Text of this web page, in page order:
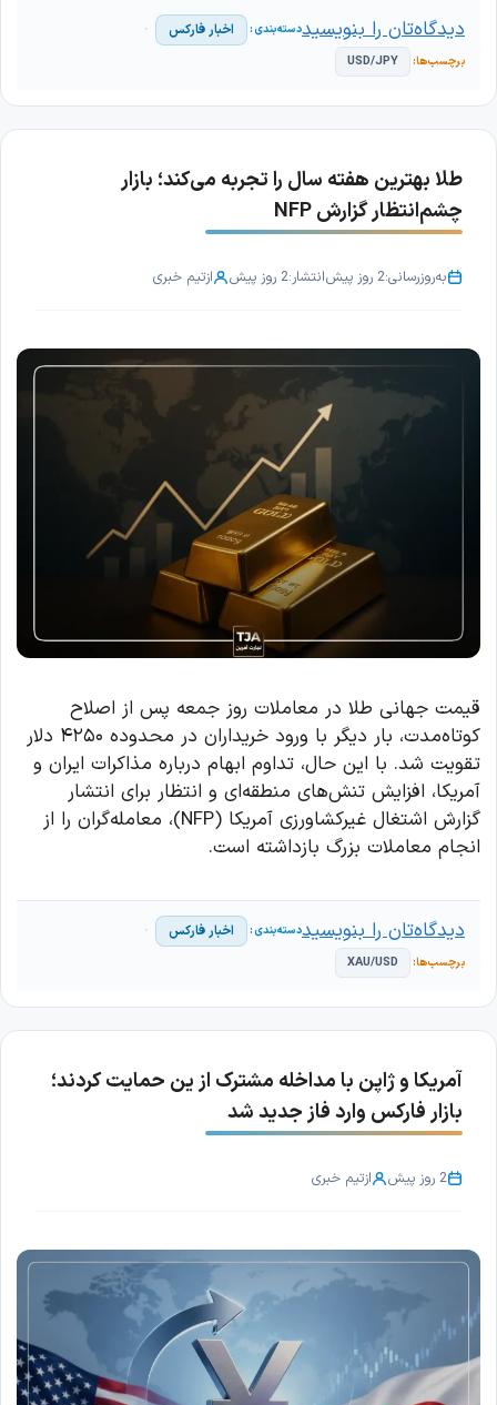
اخبار فارکس
USD/JPY
دیدگاه‌تان را بنویسید
طلا بهترین هفته سال را تجربه می‌کند؛ بازار
چشم‌انتظار گزارش NFP
به‌روزرسانی:2 روز پیش انتشار:2 روز پیش ازتیم خبری
قیمت جهانی طلا در معاملات روز جمعه پس از اصلاح
کوتاه‌مدت، بار دیگر با ورود خریداران در محدوده ۴۲۵۰ دلار
تقویت شد. با این حال، تداوم ابهام درباره مذاکرات ایران و
آمریکا، افزایش تنش‌های منطقه‌ای و انتظار برای انتشار
گزارش اشتغال غیرکشاورزی آمریکا (NFP)، معامله‌گران را از
انجام معاملات بزرگ بازداشته است.
اخبار فارکس
XAU/USD
دیدگاه‌تان را بنویسید
آمریکا و ژاپن با مداخله مشترک از ین حمایت کردند؛
بازار فارکس وارد فاز جدید شد
2 روز پیش ازتیم خبری